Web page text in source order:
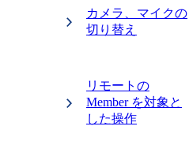
カメラ、マイクの
切り替え
リモートの
Member を対象と
した操作